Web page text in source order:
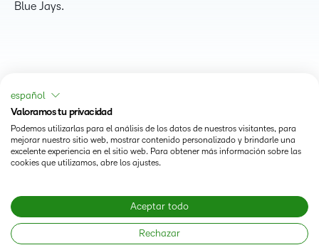
Blue Jays.
Status
Modern Slavery Statement
español
Valoramos tu privacidad
Podemos utilizarlas para el análisis de los datos de nuestros visitantes, para
mejorar nuestro sitio web, mostrar contenido personalizado y brindarle una
excelente experiencia en el sitio web. Para obtener más información sobre las
cookies que utilizamos, abre los ajustes.
Aceptar todo
Rechazar